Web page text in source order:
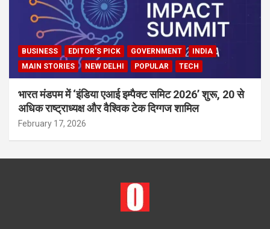
BUSINESS EDITOR'S PICK GOVERNMENT
INDIA
MAIN STORIES
NEW DELHI POPULAR TECH
भारत मंडपम में ‘इंडिया एआई इम्पैक्ट समिट 2026’ शुरू, 20 से
अधिक राष्ट्राध्यक्ष और वैश्विक टेक दिग्गज शामिल
February 17, 2026